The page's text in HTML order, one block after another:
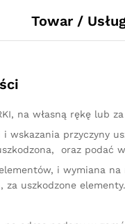
Towar /
na własną rękę
przyczyny
oraz podać
i wymiana
uszkodzone elementy.